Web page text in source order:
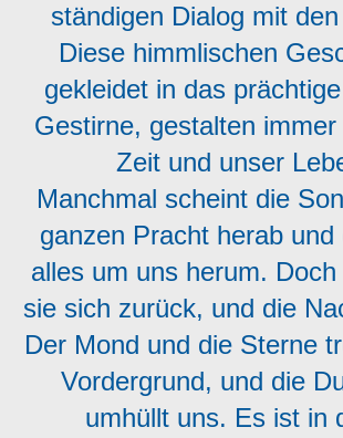
ständigen Dialog mit
Diese himmlischen
gekleidet in das
Gestirne, gestalten
Zeit und unser
Manchmal scheint die
ganzen Pracht herab und
alles um uns herum.
sie sich zurück, und die
Der Mond und die Sterne
Vordergrund, und die
umhüllt uns. Es ist in